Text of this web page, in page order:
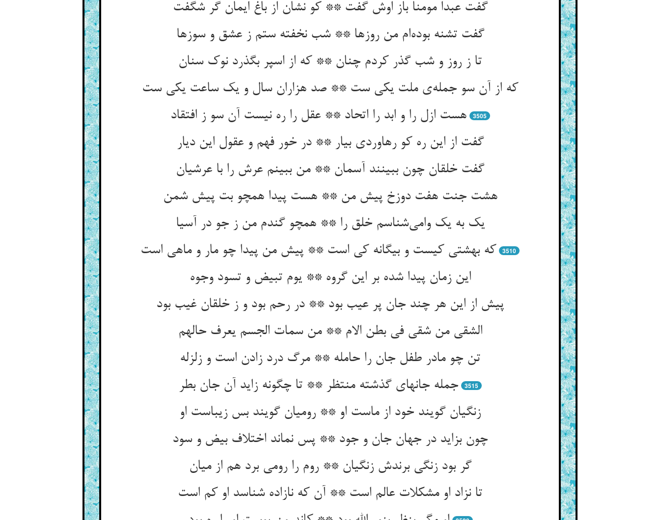
گفت عبدا مومنا باز اوش گفت ** کو نشان از باغ ایمان گر شگفت‌‌
گفت تشنه بوده‌‌ام من روزها ** شب نخفته ستم ز عشق و سوزها
هست ازل را و ابد را اتحاد ** عقل را ره نیست آن سو ز افتقاد
3505
گفت از این ره کو رهاوردی بیار ** در خور فهم و عقول این دیار
هشت جنت هفت دوزخ پیش من ** هست پیدا همچو بت پیش شمن‌‌
یک به یک وامی‌‌شناسم خلق را ** همچو گندم من ز جو در آسیا
3510
این زمان پیدا شده بر این گروه ** یوم تبیض و تسود وجوه‌‌
پیش از این هر چند جان پر عیب بود ** در رحم بود و ز خلقان غیب بود
الشقی من شقی فی بطن الام ** من سمات الجسم یعرف حالهم‌‌
جمله جانهای گذشته منتظر ** تا چگونه زاید آن جان بطر
3515
زنگیان گویند خود از ماست او ** رومیان گویند بس زیباست او
چون بزاید در جهان جان و جود ** پس نماند اختلاف بیض و سود
گر بود زنگی برندش زنگیان ** روم را رومی برد هم از میان‌‌